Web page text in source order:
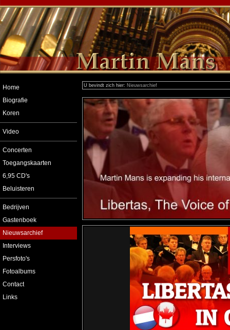
Home
Biografie
Koren
Video
Concerten
Toegangskaarten
6,95 CD's
Beluisteren
Bedrijven
Gastenboek
Nieuwsarchief
Interviews
Persfoto's
Fotoalbums
Contact
Links
U bevindt zich hier: Nieuwsarchief